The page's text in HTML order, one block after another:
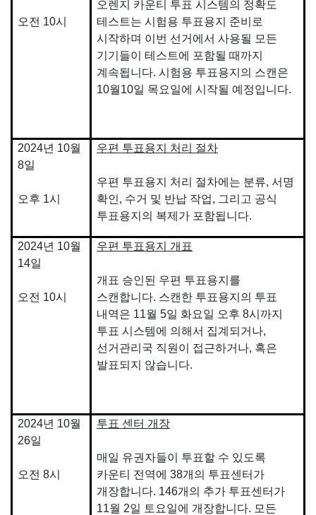
오전 10시
오렌지 카운티 투표 시스템의 정확도
테스트는 시험용 투표용지 준비로
시작하며 이번 선거에서 사용될 모든
기기들이 테스트에 포함될 때까지
계속됩니다. 시험용 투표용지의 스캔은
10월10일 목요일에 시작될 예정입니다.
2024년 10월
8일
오후 1시
우편 투표용지 처리 절차
우편 투표용지 처리 절차에는 분류, 서명
확인, 수거 및 반납 작업, 그리고 공식
투표용지의 복제가 포함됩니다.
2024년 10월
14일
오전 10시
우편 투표용지 개표
개표 승인된 우편 투표용지를
스캔합니다. 스캔한 투표용지의 투표
내역은 11월 5일 화요일 오후 8시까지
투표 시스템에 의해서 집계되거나,
선거관리국 직원이 접근하거나, 혹은
발표되지 않습니다.
2024년 10월
26일
오전 8시
투표 센터 개장
매일 유권자들이 투표할 수 있도록
카운티 전역에 38개의 투표센터가
개장합니다. 146개의 추가 투표센터가
11월 2일 토요일에 개장합니다. 모든